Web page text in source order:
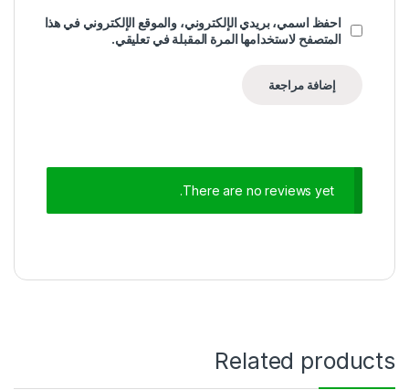
احفظ اسمي، بريدي الإلكتروني، والموقع الإلكتروني في هذا
المتصفح لاستخدامها المرة المقبلة في تعليقي.
There are no reviews yet.
Related products